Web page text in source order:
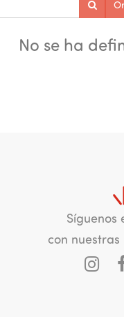
No se ha
Síguenos
con nuestras